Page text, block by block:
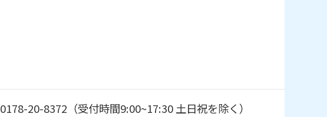
0178-20-8372（受付時間9:00~17:30 土日祝を除く）